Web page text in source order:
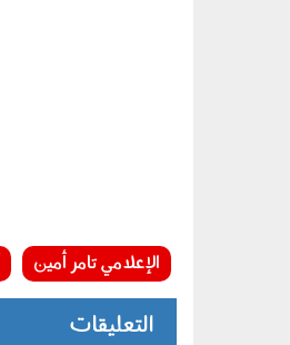
الإعلامي تامر أمين
التعليقات